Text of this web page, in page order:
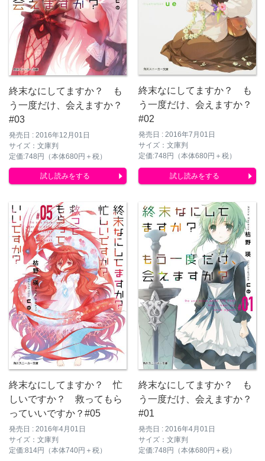
終末なにしてますか？ も
う一度だけ、会えますか？
#03
発売日 : 2016年12月01日
サイズ：文庫判
定価:748円（本体680円＋税）
試し読みをする
終末なにしてますか？ も
う一度だけ、会えますか？
#02
発売日 : 2016年7月01日
サイズ：文庫判
定価:748円（本体680円＋税）
試し読みをする
終末なにしてますか？ 忙
しいですか？ 救ってもら
っていいですか？#05
発売日 : 2016年4月01日
サイズ：文庫判
定価:814円（本体740円＋税）
終末なにしてますか？ も
う一度だけ、会えますか？
#01
発売日 : 2016年4月01日
サイズ：文庫判
定価:748円（本体680円＋税）